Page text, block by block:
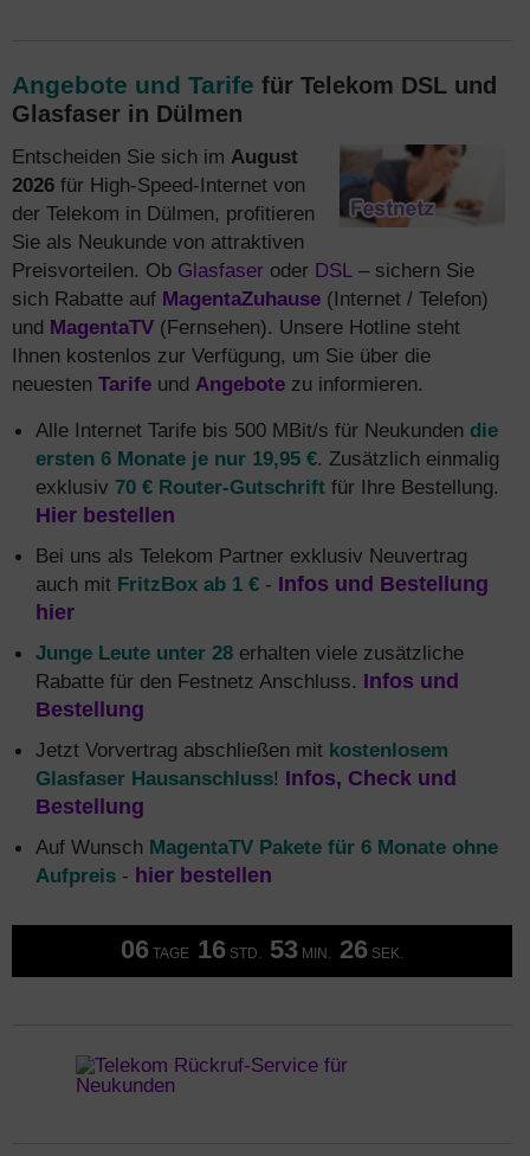
Angebote und Tarife für Telekom DSL und
Glasfaser in Dülmen
Entscheiden Sie sich im August
2026 für High-Speed-Internet von
der Telekom in Dülmen, profitieren
Sie als Neukunde von attraktiven
Preisvorteilen. Ob Glasfaser oder DSL – sichern Sie
sich Rabatte auf MagentaZuhause (Internet / Telefon)
und MagentaTV (Fernsehen). Unsere Hotline steht
Ihnen kostenlos zur Verfügung, um Sie über die
neuesten Tarife und Angebote zu informieren.
Alle Internet Tarife bis 500 MBit/s für Neukunden die
ersten 6 Monate je nur 19,95 €. Zusätzlich einmalig
exklusiv 70 € Router-Gutschrift für Ihre Bestellung.
Hier bestellen
Bei uns als Telekom Partner exklusiv Neuvertrag
auch mit FritzBox ab 1 € - Infos und Bestellung
hier
Junge Leute unter 28 erhalten viele zusätzliche
Rabatte für den Festnetz Anschluss. Infos und
Bestellung
Jetzt Vorvertrag abschließen mit kostenlosem
Glasfaser Hausanschluss! Infos, Check und
Bestellung
Auf Wunsch MagentaTV Pakete für 6 Monate ohne
Aufpreis - hier bestellen
06 TAGE 16 STD. 53 MIN. 25 SEK.